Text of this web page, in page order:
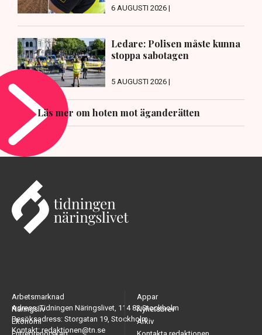
6 AUGUSTI 2026 |
Ledare: Polisen måste kunna
stoppa sabotagen
5 AUGUSTI 2026 |
Läs mer om hoten mot äganderätten
Adress: Tidningen Näringslivet, 114 82 Stockholm
Besöksadress: Storgatan 19, Stockholm
Kontakt: redaktionen@tn.se
Arbetsmarknad
Näringsliv
Ekonomi
Appar
Nyhetsbrev
Arkiv